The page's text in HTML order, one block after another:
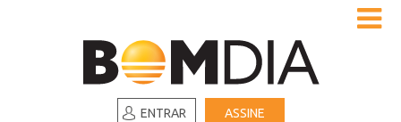
ENTRAR ASSINE